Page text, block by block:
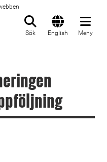
Sök English Meny